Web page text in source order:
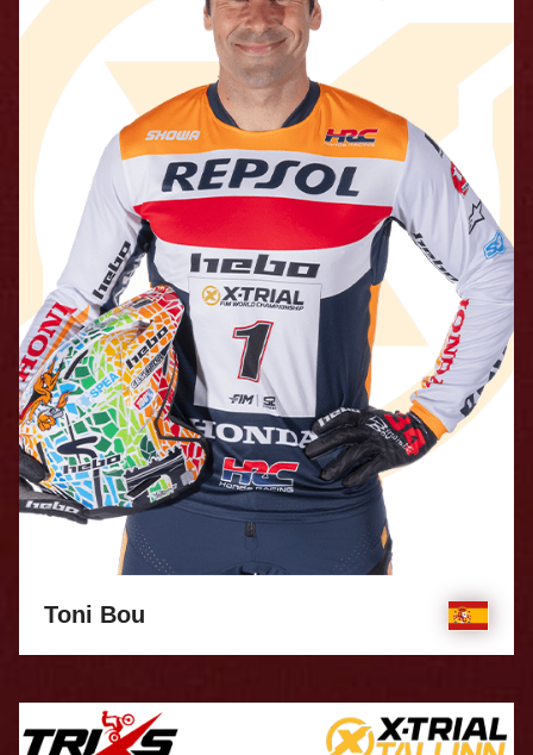
Toni Bou